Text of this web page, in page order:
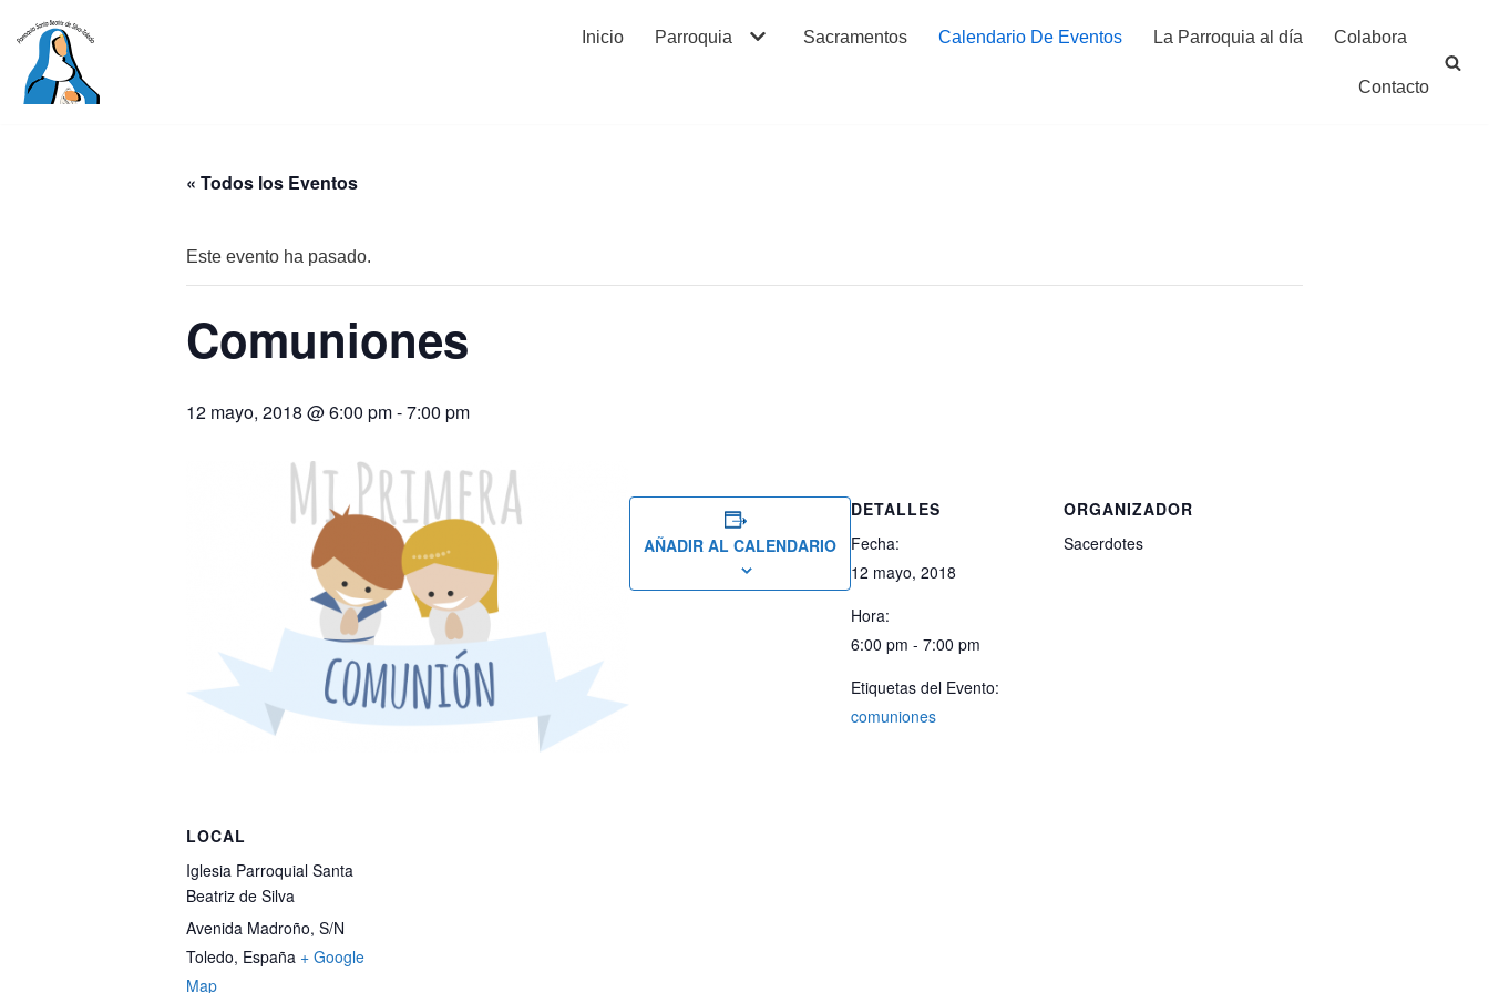
Saltar
contenido
Inicio Parroquia Sacramentos Calendario De Eventos La Parroquia al día Colabora
Contacto
« Todos los Eventos
Este evento ha pasado.
Comuniones
12 mayo, 2018 @ 6:00 pm-7:00 pm
AÑADIR AL CALENDARIO
DETALLES
Fecha:
12 mayo, 2018
Hora:
6:00 pm - 7:00 pm
Etiquetas del Evento:
comuniones
ORGANIZADOR
Sacerdotes
LOCAL
Iglesia Parroquial Santa
Beatriz de Silva
Avenida Madroño, S/N
Toledo, España + Google
Map